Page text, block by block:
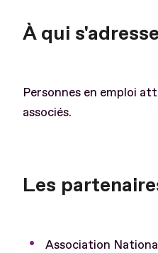
À qui
Personnes en emploi
associés.
Les
Association